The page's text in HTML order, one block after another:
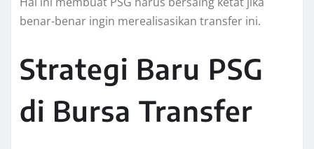
benar-benar ingin merealisasikan transfer ini.
Strategi Baru PSG
di Bursa Transfer